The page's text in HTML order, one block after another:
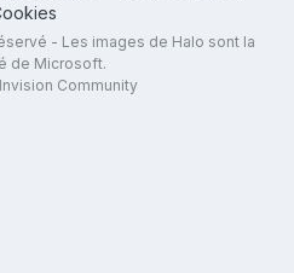
- Les images de Halo sont la
de Microsoft.
Community